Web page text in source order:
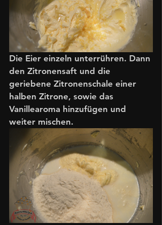
Die Eier einzeln unterrühren. Dann
den Zitronensaft und die
geriebene Zitronenschale einer
halben Zitrone, sowie das
Vanillearoma hinzufügen und
weiter mischen.